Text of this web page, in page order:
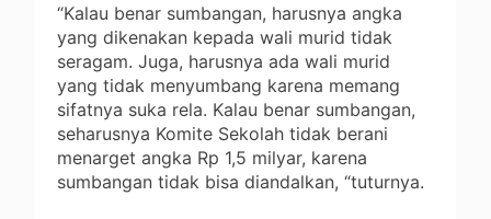
“Kalau benar sumbangan, harusnya angka
yang dikenakan kepada wali murid tidak
seragam. Juga, harusnya ada wali murid
yang tidak menyumbang karena memang
sifatnya suka rela. Kalau benar sumbangan,
seharusnya Komite Sekolah tidak berani
menarget angka Rp 1,5 milyar, karena
sumbangan tidak bisa diandalkan, “tuturnya.